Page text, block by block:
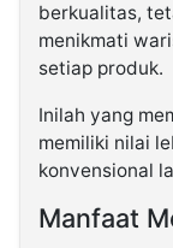
berkualitas,
menikmati
setiap produk.
Inilah yang
memiliki nilai
konvensional
Manfaat